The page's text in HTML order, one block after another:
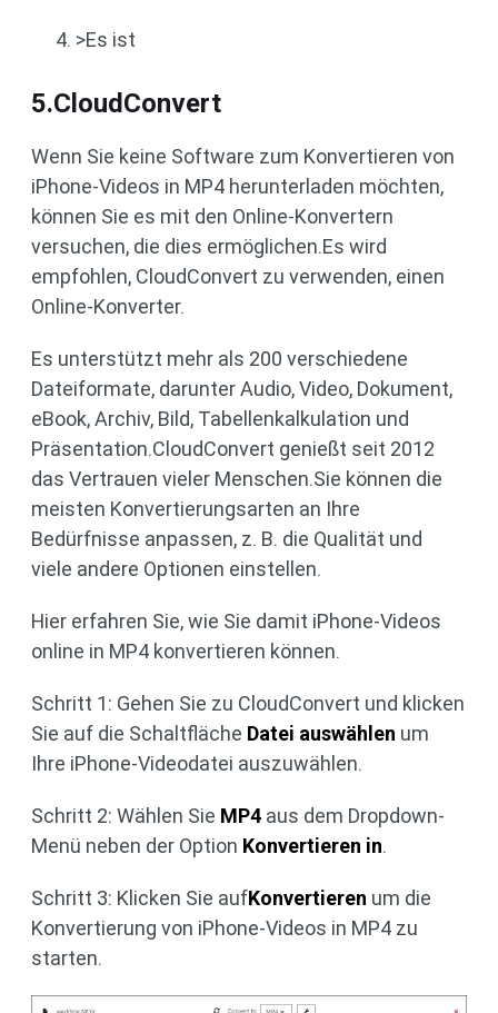
>Es ist
5.CloudConvert
Wenn Sie keine Software zum Konvertieren von
iPhone-Videos in MP4 herunterladen möchten,
können Sie es mit den Online-Konvertern
versuchen, die dies ermöglichen.Es wird
empfohlen, CloudConvert zu verwenden, einen
Online-Konverter.
Es unterstützt mehr als 200 verschiedene
Dateiformate, darunter Audio, Video, Dokument,
eBook, Archiv, Bild, Tabellenkalkulation und
Präsentation.CloudConvert genießt seit 2012
das Vertrauen vieler Menschen.Sie können die
meisten Konvertierungsarten an Ihre
Bedürfnisse anpassen, z. B. die Qualität und
viele andere Optionen einstellen.
Hier erfahren Sie, wie Sie damit iPhone-Videos
online in MP4 konvertieren können.
Schritt 1: Gehen Sie zu CloudConvert und klicken
Sie auf die Schaltfläche Datei auswählen um
Ihre iPhone-Videodatei auszuwählen.
Schritt 2: Wählen Sie MP4 aus dem Dropdown-
Menü neben der Option Konvertieren in.
Schritt 3: Klicken Sie aufKonvertieren um die
Konvertierung von iPhone-Videos in MP4 zu
starten.